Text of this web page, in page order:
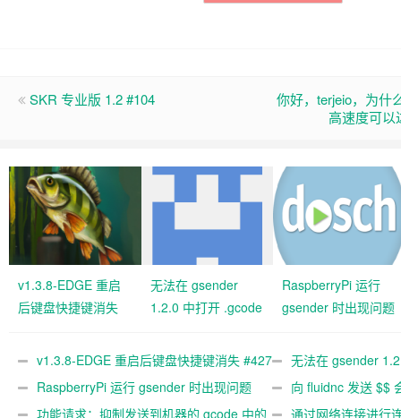
SKR 专业版 1.2 #104
你好，terjeio，为什
高速度可以
v1.3.8-EDGE 重启
后键盘快捷键消失
无法在 gsender
1.2.0 中打开 .gcode
RaspberryPi 运行
gsender 时出现问题
v1.3.8-EDGE 重启后键盘快捷键消失 #427
关闭
无法在 gsender
#367
RaspberryPi 运行 gsender 时出现问题
#89
向 fluidnc 发送 $$
#473
功能请求：抑制发送到机器的 gcode 中的 通过网络连接进行